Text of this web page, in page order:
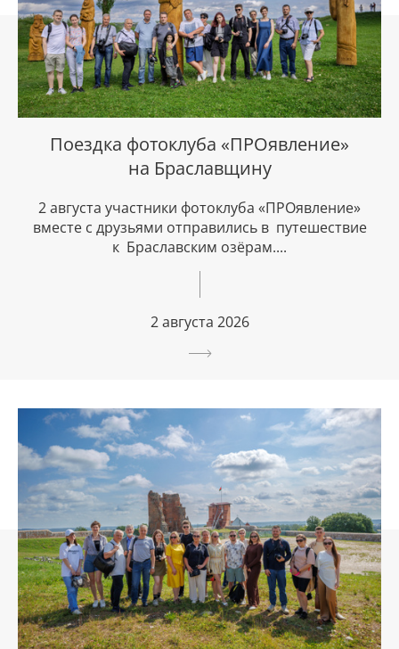
Поездка фотоклуба «ПРОявление»
на Браславщину
2 августа участники фотоклуба «ПРОявление»
вместе с друзьями отправились в путешествие
к Браславским озёрам....
2 августа 2026